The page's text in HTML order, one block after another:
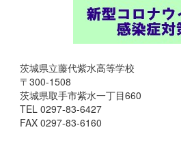
茨城県立藤代紫水高等学校
〒300-1508
茨城県取手市紫水一丁目660
TEL 0297-83-6427
FAX 0297-83-6160